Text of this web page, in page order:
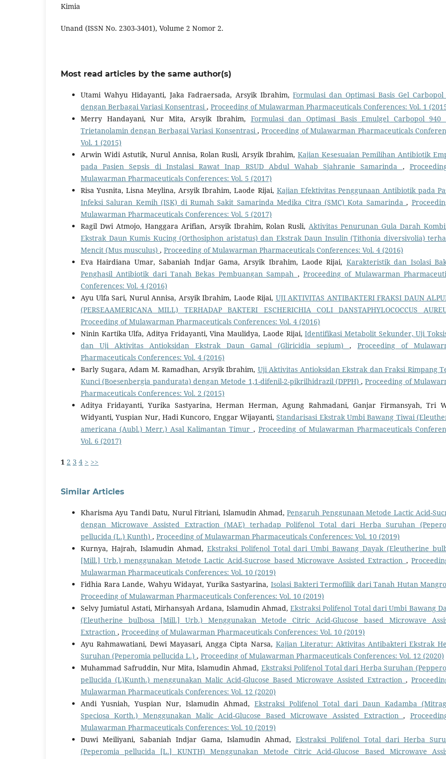
Kimia
Unand (ISSN No. 2303-3401), Volume 2 Nomor 2.
Most read articles by the same author(s)
Utami Wahyu Hidayanti, Jaka Fadraersada, Arsyik Ibrahim,Formulasi dan Optimasi Basis Gel Carbopol
dengan Berbagai Variasi Konsentrasi, Proceeding of Mulawarman Pharmaceuticals Conferences: Vol. 1
Merry Handayani, Nur Mita, Arsyik Ibrahim, Formulasi dan Optimasi Basis Emulgel Carbopol 940
Trietanolamin dengan Berbagai Variasi Konsentrasi,Proceeding of Mulawarman Pharmaceuticals
Vol. 1 (2015)
Arwin Widi Astutik, Nurul Annisa, Rolan Rusli, Arsyik Ibrahim, Kajian Kesesuaian Pemilihan Antibiotik
pada Pasien Sepsis di Instalasi Rawat Inap RSUD Abdul Wahab Sjahranie Samarinda ,
Mulawarman Pharmaceuticals Conferences: Vol. 5 (2017)
Risa Yusnita, Lisna Meylina, Arsyik Ibrahim, Laode Rijai, Kajian Efektivitas Penggunaan Antibiotik pada
Infeksi Saluran Kemih (ISK) di Rumah Sakit Samarinda Medika Citra (SMC) Kota Samarinda,
Mulawarman Pharmaceuticals Conferences: Vol. 5 (2017)
Ragil Dwi Atmojo, Hanggara Arifian, Arsyik Ibrahim, Rolan Rusli,Aktivitas Penurunan Gula Darah
Ekstrak Daun Kumis Kucing (Orthosiphon aristatus) dan Ekstrak Daun Insulin (Tithonia diversivolia)
Mencit (Mus musculus) , Proceeding of Mulawarman Pharmaceuticals Conferences: Vol. 4 (2016)
Eva Hairdiana Umar, Sabaniah Indjar Gama, Arsyik Ibrahim, Laode Rijai, Karakteristik dan Isolasi
Penghasil Antibiotik dari Tanah Bekas Pembuangan Sampah , Proceeding of Mulawarman
Conferences: Vol. 4 (2016)
Ayu Ulfa Sari, Nurul Annisa, Arsyik Ibrahim, Laode Rijai, UJI AKTIVITAS ANTIBAKTERI FRAKSI DAUN
(PERSEAAMERICANA MILL) TERHADAP BAKTERI ESCHERICHIA COLI DANSTAPHYLOCOCCUS
Proceeding of Mulawarman Pharmaceuticals Conferences: Vol. 4 (2016)
Ninin Kartika Ulfa, Aditya Fridayanti, Vina Maulidya, Laode Rijai,Identifikasi Metabolit Sekunder, Uji
dan Uji Aktivitas Antioksidan Ekstrak Daun Gamal (Gliricidia sepium) , Proceeding of
Pharmaceuticals Conferences: Vol. 4 (2016)
Barly Sugara, Adam M. Ramadhan, Arsyik Ibrahim, Uji Aktivitas Antioksidan Ekstrak dan Fraksi Rimpang
Kunci (Boesenbergia pandurata) dengan Metode 1,1-difenil-2-pikrilhidrazil (DPPH),Proceeding of
Pharmaceuticals Conferences: Vol. 2 (2015)
Aditya Fridayanti, Yurika Sastyarina, Herman Herman, Agung Rahmadani, Ganjar Firmansyah, Tri
Widyanti, Yuspian Nur, Hadi Kuncoro, Enggar Wijayanti,Standarisasi Ekstrak Umbi Bawang Tiwai
americana (Aubl.) Merr.) Asal Kalimantan Timur , Proceeding of Mulawarman Pharmaceuticals
Vol. 6 (2017)
1 2 3 4 > >>
Similar Articles
Kharisma Ayu Tandi Datu, Nurul Fitriani, Islamudin Ahmad,Pengaruh Penggunaan Metode Lactic Acid-
dengan Microwave Assisted Extraction (MAE) terhadap Polifenol Total dari Herba Suruhan
pellucida (L.) Kunth) , Proceeding of Mulawarman Pharmaceuticals Conferences: Vol. 10 (2019)
Kurnya, Hajrah, Islamudin Ahmad, Ekstraksi Polifenol Total dari Umbi Bawang Dayak (Eleutherine
[Mill.] Urb.) menggunakan Metode Lactic Acid-Sucrose based Microwave Assisted Extraction ,
Mulawarman Pharmaceuticals Conferences: Vol. 10 (2019)
Fidhia Rara Lande, Wahyu Widayat, Yurika Sastyarina, Isolasi Bakteri Termofilik dari Tanah Hutan
Proceeding of Mulawarman Pharmaceuticals Conferences: Vol. 10 (2019)
Selvy Jumiatul Astati, Mirhansyah Ardana, Islamudin Ahmad,Ekstraksi Polifenol Total dari Umbi Bawang
(Eleutherine bulbosa [Mill.] Urb.) Menggunakan Metode Citric Acid-Glucose based Microwave
Extraction , Proceeding of Mulawarman Pharmaceuticals Conferences: Vol. 10 (2019)
Ayu Rahmawatiani, Dewi Mayasari, Angga Cipta Narsa, Kajian Literatur: Aktivitas Antibakteri Ekstrak
Suruhan (Peperomia pellucida L.) , Proceeding of Mulawarman Pharmaceuticals Conferences: Vol. 12 (2020)
Muhammad Safruddin, Nur Mita, Islamudin Ahmad, Ekstraksi Polifenol Total dari Herba Suruhan
pellucida (L)Kunth.) menggunakan Malic Acid-Glucose Based Microwave Assisted Extraction ,
Mulawarman Pharmaceuticals Conferences: Vol. 12 (2020)
Andi Yusniah, Yuspian Nur, Islamudin Ahmad, Ekstraksi Polifenol Total dari Daun Kadamba
Speciosa Korth.) Menggunakan Malic Acid-Glucose Based Microwave Assisted Extraction,
Mulawarman Pharmaceuticals Conferences: Vol. 10 (2019)
Duwi Meiliyani, Sabaniah Indjar Gama, Islamudin Ahmad, Ekstraksi Polifenol Total dari Herba
(Peperomia pellucida [L.] KUNTH) Menggunakan Metode Citric Acid-Glucose Based Microwave